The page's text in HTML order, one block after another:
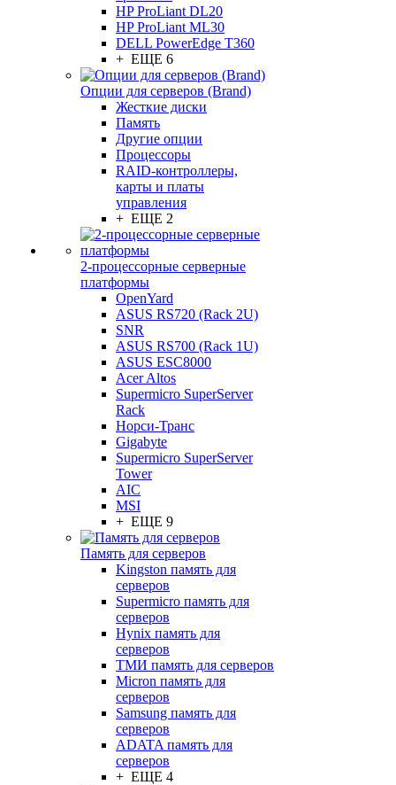
HP ProLiant DL20
HP ProLiant ML30
DELL PowerEdge T360
+ ЕЩЕ 6
Опции для серверов (Brand)
Жесткие диски
Память
Другие опции
Процессоры
RAID-контроллеры,
карты и платы
управления
+ ЕЩЕ 2
2-процессорные серверные
платформы
OpenYard
ASUS RS720 (Rack 2U)
SNR
ASUS RS700 (Rack 1U)
ASUS ESC8000
Acer Altos
Supermicro SuperServer
Rack
Норси-Транс
Gigabyte
Supermicro SuperServer
Tower
AIC
MSI
+ ЕЩЕ 9
Память для серверов
Kingston память для
серверов
Supermicro память для
серверов
Hynix память для
серверов
ТМИ память для серверов
Micron память для
серверов
Samsung память для
серверов
ADATA память для
серверов
+ ЕЩЕ 4